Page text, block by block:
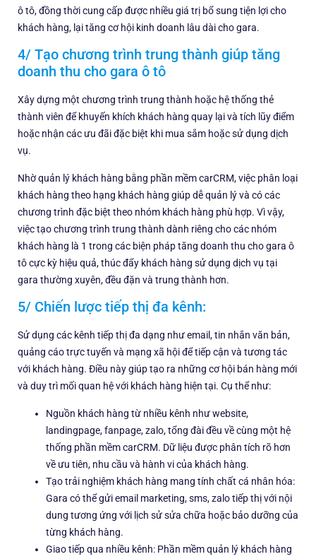
ô tô, đồng thời cung cấp được nhiều giá trị bổ sung tiện lợi cho
khách hàng, lại tăng cơ hội kinh doanh lâu dài cho gara.
4/ Tạo chương trình trung thành giúp tăng
doanh thu cho gara ô tô
Xây dựng một chương trình trung thành hoặc hệ thống thẻ
thành viên để khuyến khích khách hàng quay lại và tích lũy điểm
hoặc nhận các ưu đãi đặc biệt khi mua sắm hoặc sử dụng dịch
vụ.
Nhờ quản lý khách hàng bằng phần mềm carCRM, việc phân loại
khách hàng theo hạng khách hàng giúp dễ quản lý và có các
chương trình đặc biệt theo nhóm khách hàng phù hợp. Vì vậy,
việc tạo chương trình trung thành dành riêng cho các nhóm
khách hàng là 1 trong các biện pháp tăng doanh thu cho gara ô
tô cực kỳ hiệu quả, thúc đẩy khách hàng sử dụng dịch vụ tại
gara thường xuyên, đều đặn và trung thành hơn.
5/ Chiến lược tiếp thị đa kênh:
Sử dụng các kênh tiếp thị đa dạng như email, tin nhắn văn bản,
quảng cáo trực tuyến và mạng xã hội để tiếp cận và tương tác
với khách hàng. Điều này giúp tạo ra những cơ hội bán hàng mới
và duy trì mối quan hệ với khách hàng hiện tại. Cụ thể như:
Nguồn khách hàng từ nhiều kênh như website,
landingpage, fanpage, zalo, tổng đài đều về cùng một hệ
thống phần mềm carCRM. Dữ liệu được phân tích rõ hơn
về ưu tiên, nhu cầu và hành vi của khách hàng.
Tạo trải nghiệm khách hàng mang tính chất cá nhân hóa:
Gara có thể gửi email marketing, sms, zalo tiếp thị với nội
dung tương ứng với lịch sử sửa chữa hoặc bảo dưỡng của
từng khách hàng.
Giao tiếp qua nhiều kênh: Phần mềm quản lý khách hàng